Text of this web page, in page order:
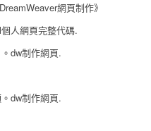
網頁制作》
人網頁完整代碼.
dw制作網頁.
dw制作網頁.